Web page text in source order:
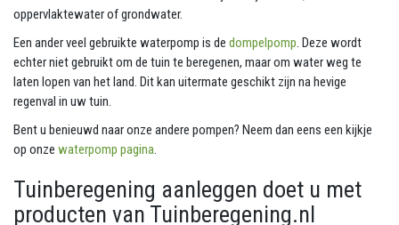
oppervlaktewater of grondwater.
Een ander veel gebruikte waterpomp is de dompelpomp . Deze wordt
echter niet gebruikt om de tuin te beregenen, maar om water weg te
laten lopen van het land. Dit kan uitermate geschikt zijn na hevige
regenval in uw tuin.
Bent u benieuwd naar onze andere pompen? Neem dan eens een kijkje
op onze waterpomp pagina
Tuinberegening aanleggen doet u met
producten van Tuinberegening.nl